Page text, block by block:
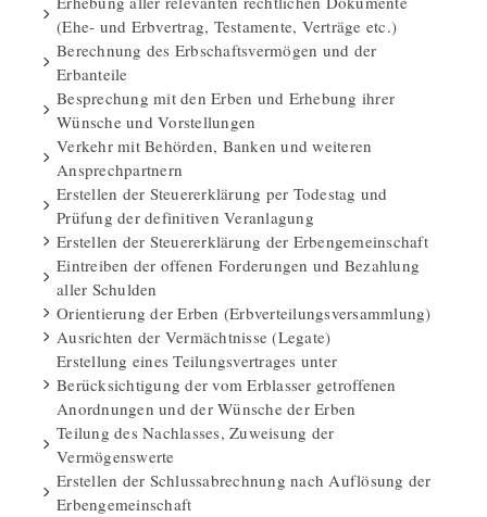
(Ehe- und Erbvertrag, Testamente, Verträge etc.)
Berechnung des Erbschaftsvermögen und der
Erbanteile
Besprechung mit den Erben und Erhebung ihrer
Wünsche und Vorstellungen
Verkehr mit Behörden, Banken und weiteren
Ansprechpartnern
Erstellen der Steuererklärung per Todestag und
Prüfung der definitiven Veranlagung
Erstellen der Steuererklärung der Erbengemeinschaft
Eintreiben der offenen Forderungen und Bezahlung
aller Schulden
Orientierung der Erben (Erbverteilungsversammlung)
Ausrichten der Vermächtnisse (Legate)
Erstellung eines Teilungsvertrages unter
Berücksichtigung der vom Erblasser getroffenen
Anordnungen und der Wünsche der Erben
Teilung des Nachlasses, Zuweisung der
Vermögenswerte
Erstellen der Schlussabrechnung nach Auflösung der
Erbengemeinschaft